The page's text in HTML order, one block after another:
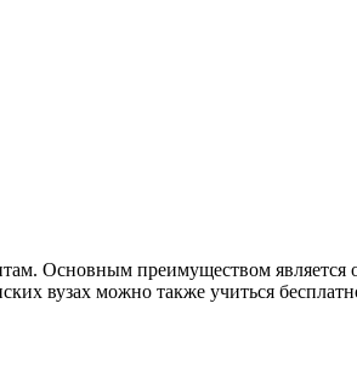
Основным преимуществом является
вузах можно также учиться